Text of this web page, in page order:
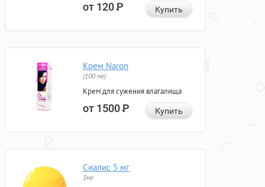
от 120Р Купить
Крем Naron
(100 мг)
Крем для сужения влагалища
от 1500Р Купить
Сиалис 5 мг
5мг